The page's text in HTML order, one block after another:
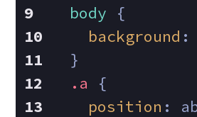
body {
background :
  }
.a {
position :